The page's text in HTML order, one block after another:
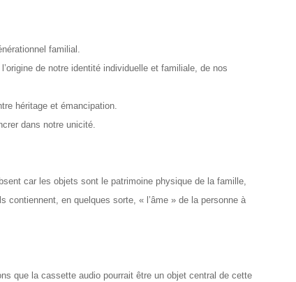
familial.
de notre identité individuelle et familiale, de nos
héritage et émancipation.
dans notre unicité.
car les objets sont le patrimoine physique de la famille,
en quelques sorte, « l’âme » de la personne à
que la cassette audio pourrait être un objet central de cette